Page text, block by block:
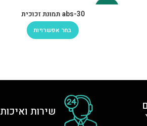
abs-30 תמונת זכוכית
בחר אפשרויות
שירות ואיכות